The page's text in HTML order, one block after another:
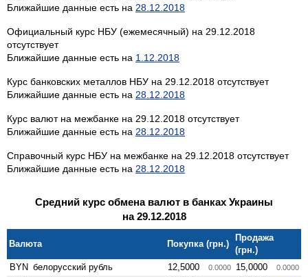
Ближайшие данные есть на 28.12.2018
Официальный курс НБУ (ежемесячный) на 29.12.2018
отсутствует
Ближайшие данные есть на 1.12.2018
Курс банковских металлов НБУ на 29.12.2018 отсутствует
Ближайшие данные есть на 28.12.2018
Курс валют на межбанке на 29.12.2018 отсутствует
Ближайшие данные есть на 28.12.2018
Справочный курс НБУ на межбанке на 29.12.2018 отсутствует
Ближайшие данные есть на 28.12.2018
Средний курс обмена валют в банках Украины
на 29.12.2018
Валюта Покупка (грн.)
Продажа
(грн.)
BYN белорусский рубль 12,5000 0.0000 15,0000 0.0000